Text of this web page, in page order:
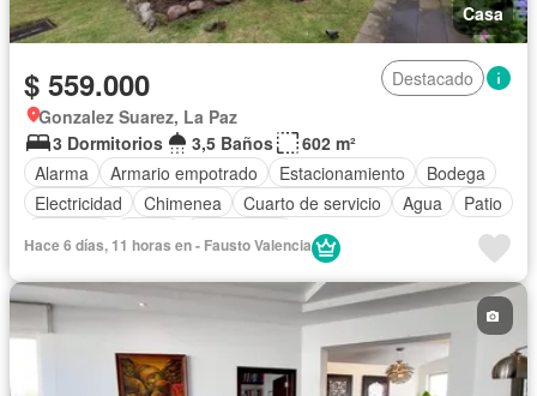
Casa
$ 559.000
Destacado
Gonzalez Suarez, La Paz
3 Dormitorios
3,5 Baños
602 m²
Alarma
Armario empotrado Estacionamiento
Bodega
Electricidad
Chimenea Cuarto de servicio Agua
Patio
Hace 6 días, 11 horas en - Fausto Valencia